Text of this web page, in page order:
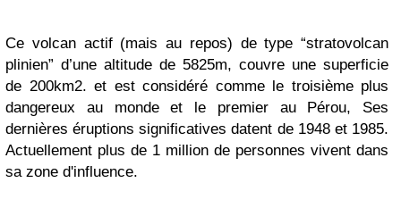
Ce volcan actif (mais au repos) de type “stratovolcan
plinien” d’une altitude de 5825m, couvre une superficie
de 200km2. et est considéré comme le troisième plus
dangereux au monde et le premier au Pérou, Ses
dernières éruptions significatives datent de 1948 et 1985.
Actuellement plus de 1 million de personnes vivent dans
sa zone d'influence.